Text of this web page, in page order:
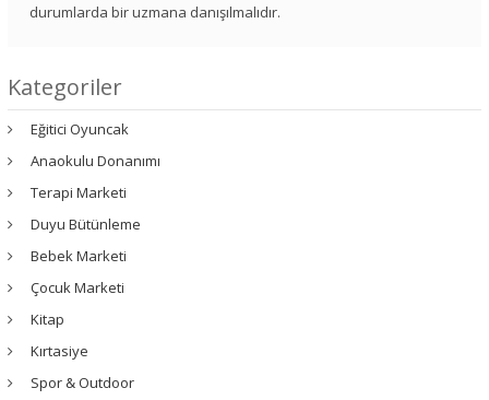
durumlarda bir uzmana danışılmalıdır.
Kategoriler
Eğitici Oyuncak
Anaokulu Donanımı
Terapi Marketi
Duyu Bütünleme
Bebek Marketi
Çocuk Marketi
Kitap
Kırtasiye
Spor & Outdoor